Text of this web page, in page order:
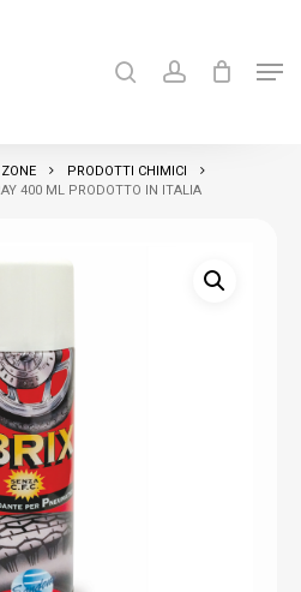
PRODOTTI CHIMICI
400 ML PRODOTTO IN ITALIA
Close